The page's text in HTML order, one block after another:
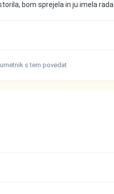
bom sprejela in ju imela rada
umetnik s tem povedat